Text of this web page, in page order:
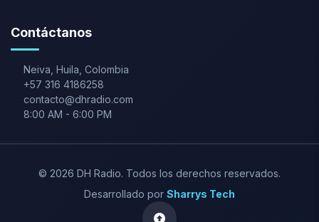
Contáctanos
Neiva Huila Colombia
+57 316 4186258
contacto@dhradio.com
8:00 AM - 6:00 PM
© 2026 DH Radio. Todos los derechos reservados.
Desarrollado por Sharrys Tech